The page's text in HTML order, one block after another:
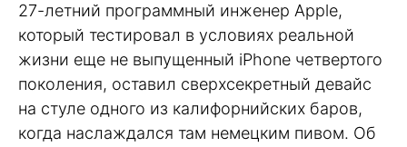
27-летний программный инженер Apple,
который тестировал в условиях реальной
жизни еще не выпущенный iPhone четвертого
поколения, оставил сверхсекретный девайс
на стуле одного из калифорнийских баров,
когда наслаждался там немецким пивом. Об